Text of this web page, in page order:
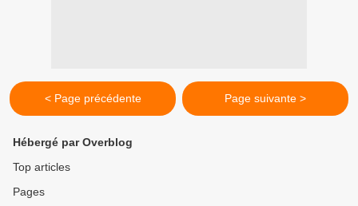
< Page précédente Page suivante >
Hébergé par Overblog
Top articles
Pages